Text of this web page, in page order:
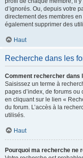
d’ignorés. Ou, depuis votre
directement des membres
également supprimer des
Haut
Recherche dans les
Comment rechercher dans
Saisissez un terme à
pages d’index, de forums
en cliquant sur le lien «
du forum. L’accès à la
utilisés.
Haut
Pourquoi ma recherche ne